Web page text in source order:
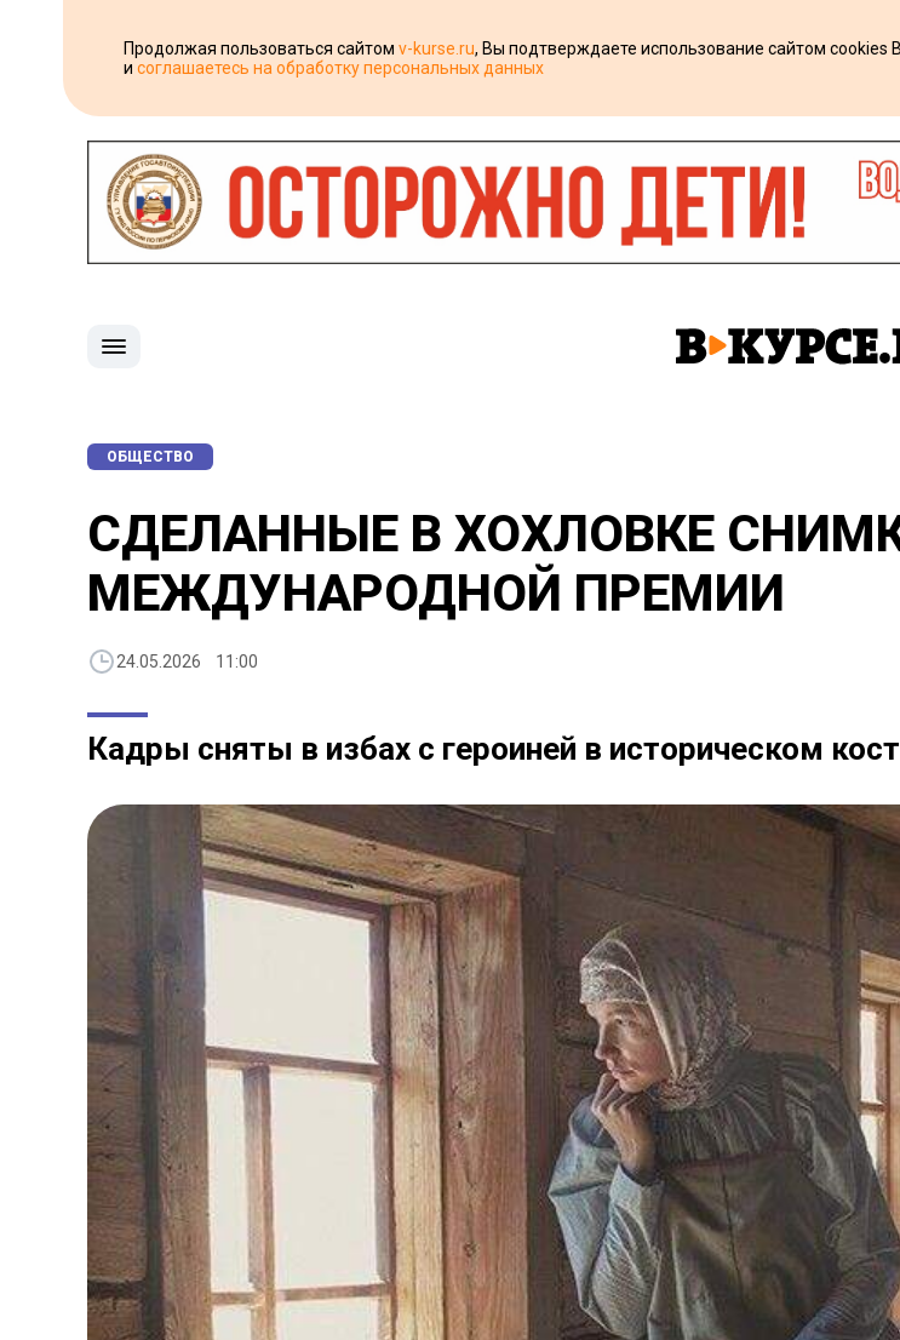
Продолжая пользоваться сайтом v-kurse.ru, Вы подтверждаете использование сайтом cookies
и соглашаетесь на обработку персональных данных
ОБЩЕСТВО
СДЕЛАННЫЕ В ХОХЛОВКЕ
МЕЖДУНАРОДНОЙ ПРЕМИИ
24.05.2026 11:00
Кадры сняты в избах с героиней в историческом